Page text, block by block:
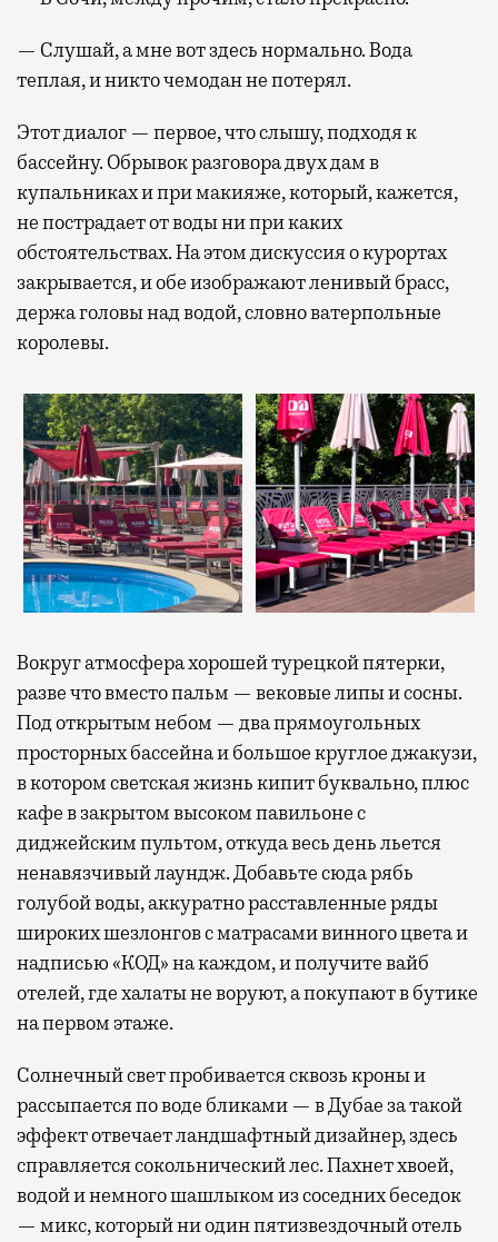
— Слушай, а мне вот здесь нормально. Вода
теплая, и никто чемодан не потерял.
Этот диалог — первое, что слышу, подходя к
бассейну. Обрывок разговора двух дам в
купальниках и при макияже, который, кажется,
не пострадает от воды ни при каких
обстоятельствах. На этом дискуссия о курортах
закрывается, и обе изображают ленивый брасс,
держа головы над водой, словно ватерпольные
королевы.
Вокруг атмосфера хорошей турецкой пятерки,
разве что вместо пальм — вековые липы и сосны.
Под открытым небом — два прямоугольных
просторных бассейна и большое круглое джакузи,
в котором светская жизнь кипит буквально, плюс
кафе в закрытом высоком павильоне с
диджейским пультом, откуда весь день льется
ненавязчивый лаундж. Добавьте сюда рябь
голубой воды, аккуратно расставленные ряды
широких шезлонгов с матрасами винного цвета и
надписью «КОД» на каждом, и получите вайб
отелей, где халаты не воруют, а покупают в бутике
на первом этаже.
Солнечный свет пробивается сквозь кроны и
рассыпается по воде бликами — в Дубае за такой
эффект отвечает ландшафтный дизайнер, здесь
справляется сокольнический лес. Пахнет хвоей,
водой и немного шашлыком из соседних беседок
— микс, который ни один пятизвездочный отель